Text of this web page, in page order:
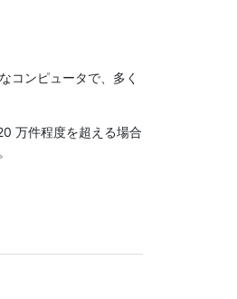
コンピュータで、多く
万件程度を超える場合